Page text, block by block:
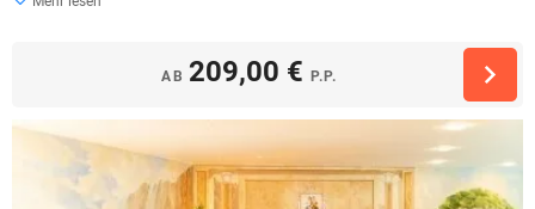
AB 209,00 € P.P.